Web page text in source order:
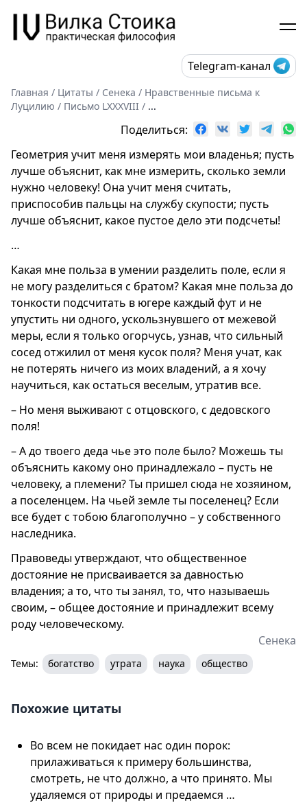
Telegram-канал
Главная / Цитаты / Сенека / Нравственные письма к
Луцилию / Письмо LXXXVIII / ...
Поделиться:
Геометрия учит меня измерять мои владенья; пусть
лучше объяснит, как мне измерить, сколько земли
нужно человеку! Она учит меня считать,
приспособив пальцы на службу скупости; пусть
лучше объяснит, какое пустое дело эти подсчеты!
…
Какая мне польза в умении разделить поле, если я
не могу разделиться с братом? Какая мне польза до
тонкости подсчитать в югере каждый фут и не
упустить ни одного, ускользнувшего от межевой
меры, если я только огорчусь, узнав, что сильный
сосед отжилил от меня кусок поля? Меня учат, как
не потерять ничего из моих владений, а я хочу
научиться, как остаться веселым, утратив все.
– Но меня выживают с отцовского, с дедовского
поля!
– А до твоего деда чье это поле было? Можешь ты
объяснить какому оно принадлежало – пусть не
человеку, а племени? Ты пришел сюда не хозяином,
а поселенцем. На чьей земле ты поселенец? Если
все будет с тобою благополучно – у собственного
наследника.
Правоведы утверждают, что общественное
достояние не присваивается за давностью
владения; а то, что ты занял, то, что называешь
своим, – общее достояние и принадлежит всему
роду человеческому.
Сенека
Темы: богатство утрата наука общество
Похожие цитаты
Во всем не покидает нас один порок:
прилаживаться к примеру большинства,
смотреть, не что должно, а что принято. Мы
удаляемся от природы и предаемся …